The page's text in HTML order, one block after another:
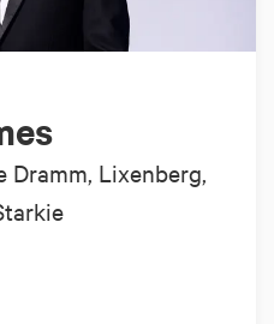
Dramm, Lixenberg,